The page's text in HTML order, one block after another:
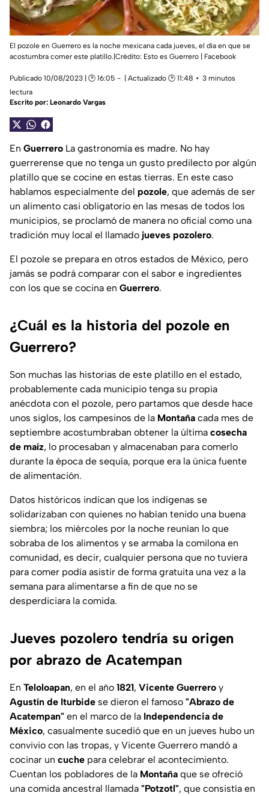
El pozole en Guerrero es la noche mexicana cada jueves, el día en que se
acostumbra comer este platillo.|Crédito: Esto es Guerrero | Facebook
Publicado 10/08/2023 | 🕑 16:05 | Actualizado 🕑 11:48
3 minutos
lectura
Escrito por: Leonardo Vargas
En Guerrero La gastronomía es madre. No hay
guerrerense que no tenga un gusto predilecto por algún
platillo que se cocine en estas tierras. En este caso
hablamos especialmente del pozole, que además de ser
un alimento casi obligatorio en las mesas de todos los
municipios, se proclamó de manera no oficial como una
tradición muy local el llamado jueves pozolero.
El pozole se prepara en otros estados de México, pero
jamás se podrá comparar con el sabor e ingredientes
con los que se cocina en Guerrero.
¿Cuál es la historia del pozole en
Guerrero?
Son muchas las historias de este platillo en el estado,
probablemente cada municipio tenga su propia
anécdota con el pozole, pero partamos que desde hace
unos siglos, los campesinos de la Montaña cada mes de
septiembre acostumbraban obtener la última cosecha
de maíz, lo procesaban y almacenaban para comerlo
durante la época de sequía, porque era la única fuente
de alimentación.
Datos históricos indican que los indígenas se
solidarizaban con quienes no habían tenido una buena
siembra; los miércoles por la noche reunían lo que
sobraba de los alimentos y se armaba la comilona en
comunidad, es decir, cualquier persona que no tuviera
para comer podía asistir de forma gratuita una vez a la
semana para alimentarse a fin de que no se
desperdiciara la comida.
Jueves pozolero tendría su origen
por abrazo de Acatempan
En Teloloapan, en el año 1821, Vicente Guerrero y
Agustín de Iturbide se dieron el famoso "Abrazo de
Acatempan" en el marco de la Independencia de
México, casualmente sucedió que en un jueves hubo un
convivio con las tropas, y Vicente Guerrero mandó a
cocinar un cuche para celebrar el acontecimiento.
Cuentan los pobladores de la Montaña que se ofreció
una comida ancestral llamada "Potzotl", que consistía en